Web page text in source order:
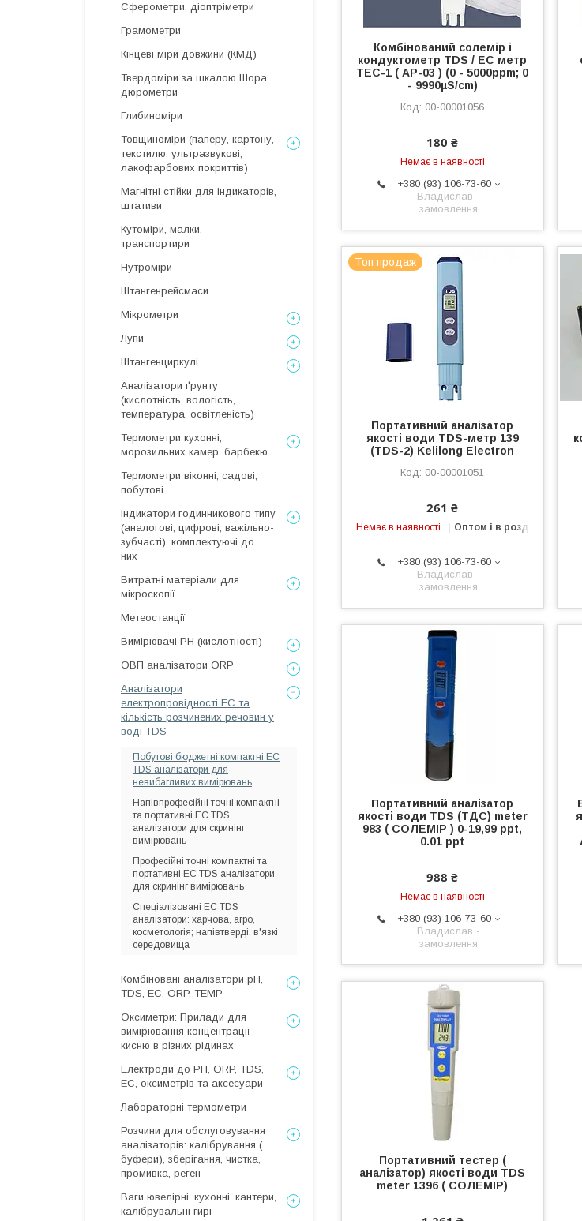
Комбінований солемір і
кондуктометр TDS / EC метр
ТЕС-1 ( АР-03 ) (0 - 5000ppm; 0
- 9990µS/cm)
00-00001056
180 ₴
Немає в наявності
+380 (93) 106-73-60
Владислав -
замовлення
Топ продаж
Портативний аналізатор
якості води TDS-метр 139
(TDS-2) Kelilong Electron
00-00001051
261 ₴
Немає в наявності Оптом і в роздріб
+380 (93) 106-73-60
Владислав -
замовлення
Портативний аналізатор
якості води TDS (ТДС) meter
983 ( СОЛЕМІР ) 0-19,99 ppt,
0.01 ppt
988 ₴
Немає в наявності
+380 (93) 106-73-60
Владислав -
замовлення
Портативний тестер (
аналізатор) якості води TDS
meter 1396 ( СОЛЕМІР)
Сферометри, діоптріметри
Грамометри
Кінцеві міри довжини (КМД)
Твердоміри за шкалою Шора,
дюрометри
Глибиноміри
Товщиноміри (паперу, картону,
текстилю, ультразвукові,
лакофарбових покриттів)
Магнітні стійки для індикаторів,
штативи
Кутоміри, малки,
транспортири
Нутроміри
Штангенрейсмаси
Мікрометри
Лупи
Штангенциркулі
Аналізатори ґрунту
(кислотність, вологість,
температура, освітленість)
Термометри кухонні,
морозильних камер, барбекю
Термометри віконні, садові,
побутові
Індикатори годинникового типу
(аналогові, цифрові, важільно-
зубчасті), комплектуючі до
них
Витратні матеріали для
мікроскопії
Метеостанції
Вимірювачі РН (кислотності)
ОВП аналізатори ORP
Аналізатори
електропровідності EC та
кількість розчинених речовин у
воді TDS
Побутові бюджетні компактні EC
TDS аналізатори для
невибагливих вимірювань
Напівпрофесійні точні компактні
та портативні EC TDS
аналізатори для скринінг
вимірювань
Професійні точні компактні та
портативні EC TDS аналізатори
для скринінг вимірювань
Спеціалізовані EC TDS
аналізатори: харчова, агро,
косметологія; напівтверді, в'язкі
середовища
Комбіновані аналізатори pH,
TDS, EC, ORP, TEMP
Оксиметри: Прилади для
вимірювання концентрації
кисню в різних рідинах
Електроди до PH, ORP, TDS,
EC, оксиметрів та аксесуари
Лабораторні термометри
Розчини для обслуговування
аналізаторів: калібрування (
буфери), зберігання, чистка,
промивка, реген
Ваги ювелірні, кухонні, кантери,
калібрувальні гирі